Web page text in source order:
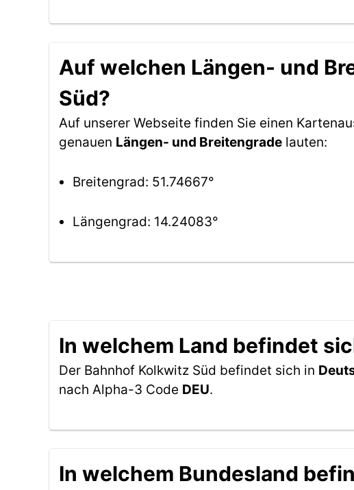
Auf welchen Längen- und
Süd?
Auf unserer Webseite finden Sie einen
genauen Längen- und Breitengrade lauten:
Breitengrad: 51.74667°
Längengrad: 14.24083°
In welchem Land befindet
Der Bahnhof Kolkwitz Süd befindet sich in
nach Alpha-3 Code DEU.
In welchem Bundesland